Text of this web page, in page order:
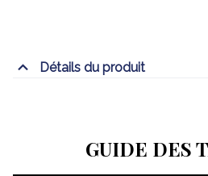
Détails du produit
GUIDE DES